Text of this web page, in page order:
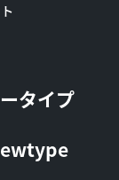
タイプ